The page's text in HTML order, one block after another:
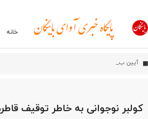
خانه
آیین بهره‌برداری از شبکه فیبر نو
افشاگری درباره یک اشتباه رایج در تعمیرگاه‌ها: چرا
اورامان؛ شش سال پس از ثبت جهانی، هنوز در انتظار
کولبر نوجوانی به خاطر توقیف